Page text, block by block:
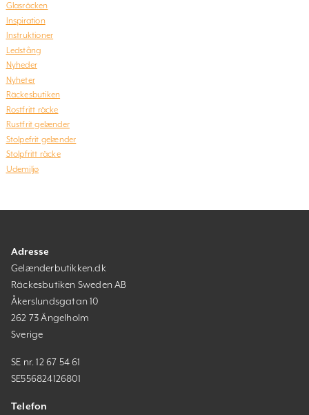
Glasräcken
Inspiration
Instruktioner
Ledstång
Nyheder
Nyheter
Räckesbutiken
Rostfritt räcke
Rustfrit gelænder
Stolpefrit gelænder
Stolpfritt räcke
Udemiljø
Adresse
Gelænderbutikken.dk
Räckesbutiken Sweden AB
Åkerslundsgatan 10
262 73 Ängelholm
Sverige
SE nr. 12 67 54 61
SE556824126801
Telefon